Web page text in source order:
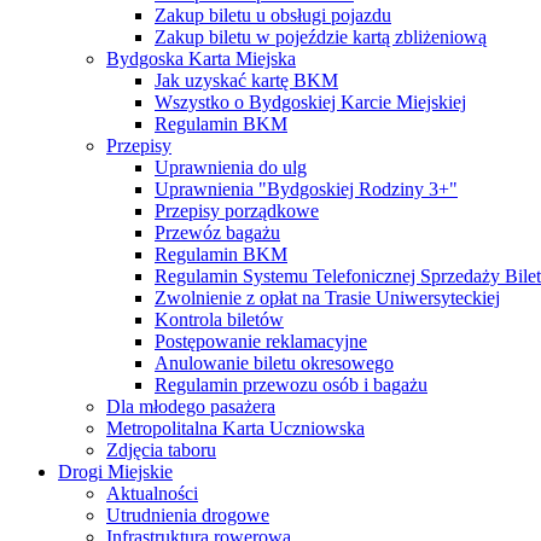
Zakup biletu u obsługi pojazdu
Zakup biletu w pojeździe kartą zbliżeniową
Bydgoska Karta Miejska
Jak uzyskać kartę BKM
Wszystko o Bydgoskiej Karcie Miejskiej
Regulamin BKM
Przepisy
Uprawnienia do ulg
Uprawnienia "Bydgoskiej Rodziny 3+"
Przepisy porządkowe
Przewóz bagażu
Regulamin BKM
Regulamin Systemu Telefonicznej Sprzedaży
Zwolnienie z opłat na Trasie Uniwersyteckiej
Kontrola biletów
Postępowanie reklamacyjne
Anulowanie biletu okresowego
Regulamin przewozu osób i bagażu
Dla młodego pasażera
Metropolitalna Karta Uczniowska
Zdjęcia taboru
Drogi Miejskie
Aktualności
Utrudnienia drogowe
Infrastruktura rowerowa